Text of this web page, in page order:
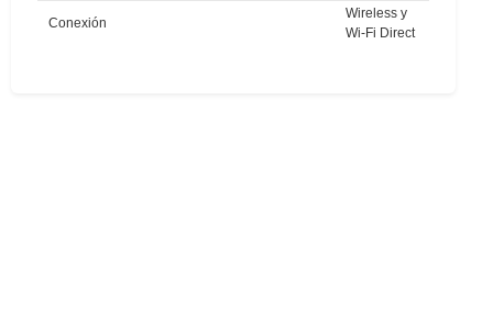
Conexión
Wireless y
Wi-Fi Direct